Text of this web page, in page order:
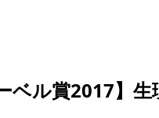
ベル賞2017】